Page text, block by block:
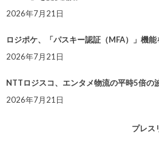
2026年7月21日
ロジポケ、「パスキー認証（MFA）」機能
2026年7月21日
NTTロジスコ、エンタメ物流の平時5倍
2026年7月21日
プレス